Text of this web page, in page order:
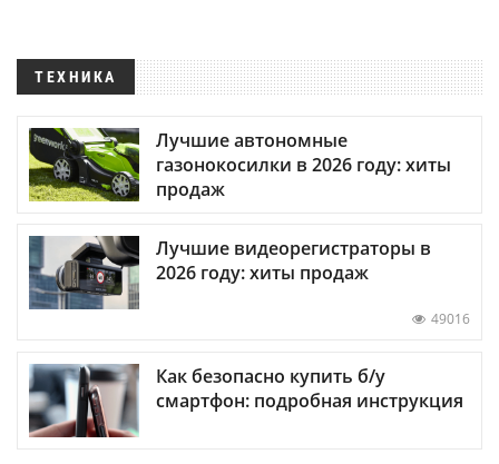
ТЕХНИКА
Лучшие автономные
газонокосилки в 2026 году: хиты
продаж
Лучшие видеорегистраторы в
2026 году: хиты продаж
49016
Как безопасно купить б/у
смартфон: подробная инструкция